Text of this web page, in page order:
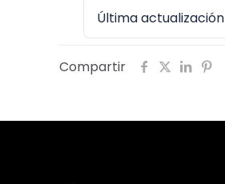
Última actualización
Compartir